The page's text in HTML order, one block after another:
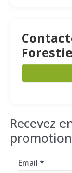
Recevez
Email *